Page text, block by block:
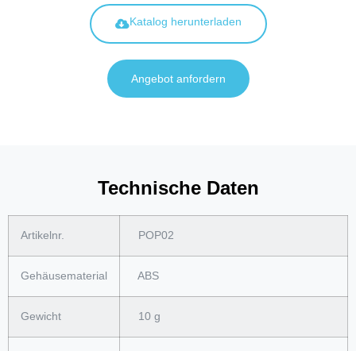
Katalog herunterladen
Angebot anfordern
Technische Daten
Artikelnr. POP02
Gehäusematerial ABS
Gewicht 10 g